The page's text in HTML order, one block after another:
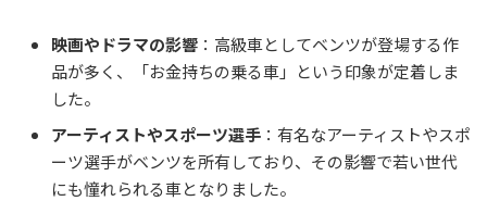
映画やドラマの影響 ：高級車としてベンツが登場する作
品が多く、「お金持ちの乗る車」という印象が定着しま
した。
アーティストやスポーツ選手 ：有名なアーティストやスポ
ーツ選手がベンツを所有しており、その影響で若い世代
にも憧れられる車となりました。